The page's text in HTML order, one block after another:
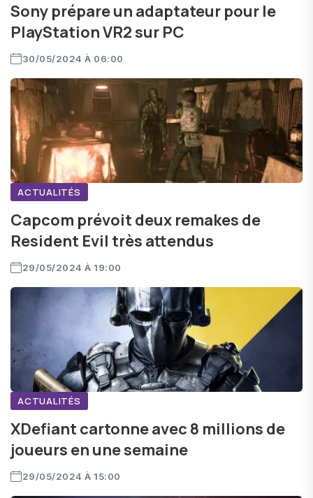
Sony prépare un adaptateur pour le
PlayStation VR2 sur PC
30/05/2024 À 06:00
ACTUALITÉS
Capcom prévoit deux remakes de
Resident Evil très attendus
29/05/2024 À 19:00
ACTUALITÉS
XDefiant cartonne avec 8 millions de
joueurs en une semaine
29/05/2024 À 15:00